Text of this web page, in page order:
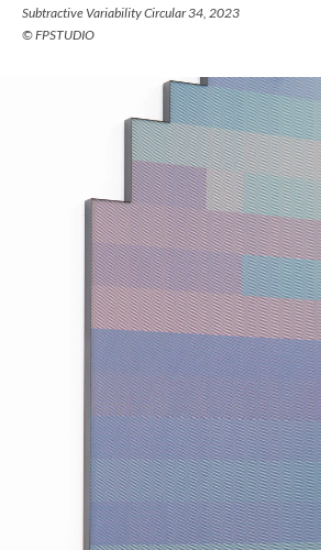
Subtractive Variability Circular 34, 2023
© FPSTUDIO